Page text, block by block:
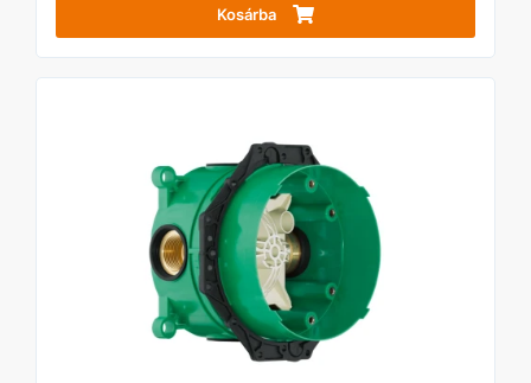
Kosárba